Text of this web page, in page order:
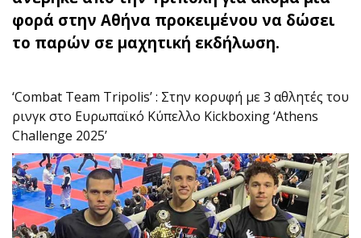
φορά στην Αθήνα προκειμένου να δώσει
το παρών σε μαχητική εκδήλωση.
‘Combat Team Tripolis’ : Στην κορυφή με 3 αθλητές του
ρινγκ στο Ευρωπαϊκό Κύπελλο Kickboxing ‘Athens
Challenge 2025’